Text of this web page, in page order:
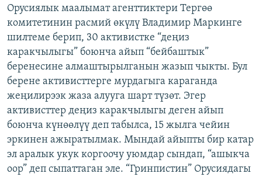
АЗАТТЫК+
ЫҢГАЙСЫЗ СУРООЛОР
ЭЕ/АРнун бардык сайттары
Орусиялык маалымат агенттиктери Тергөө
комитетинин расмий өкүлү Владимир Маркинге
шилтеме берип, 30 активистке “деңиз
каракчылыгы” боюнча айып “бейбаштык”
беренесине алмаштырылганын жазып чыкты. Бул
берене активисттерге мурдагыга караганда
жеңилирээк жаза алууга шарт түзөт. Эгер
активисттер деңиз каракчылыгы деген айып
боюнча күнөөлүү деп табылса, 15 жылга чейин
эркинен ажыратылмак. Мындай айыпты бир катар
эл аралык укук коргоочу уюмдар сындап, “ашыкча
оор” деп сыпаттаган эле. “Гринпистин” Орусиядагы